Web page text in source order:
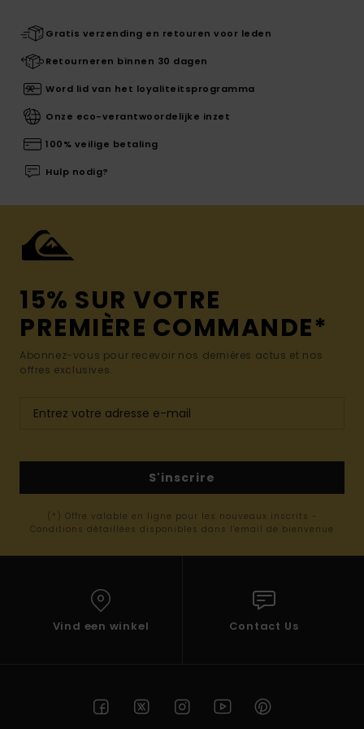
Gratis verzending en retouren voor leden
Retourneren binnen 30 dagen
Word lid van het loyaliteitsprogramma
Onze eco-verantwoordelijke inzet
100% veilige betaling
Hulp nodig?
15% SUR VOTRE
PREMIÈRE COMMANDE*
Abonnez-vous pour recevoir nos dernières actus et nos
offres exclusives.
S'inscrire
(*) Offre valable en ligne pour les nouveaux inscrits -
Conditions détaillées disponibles dans l'email de bienvenue
Vind een winkel Contact Us